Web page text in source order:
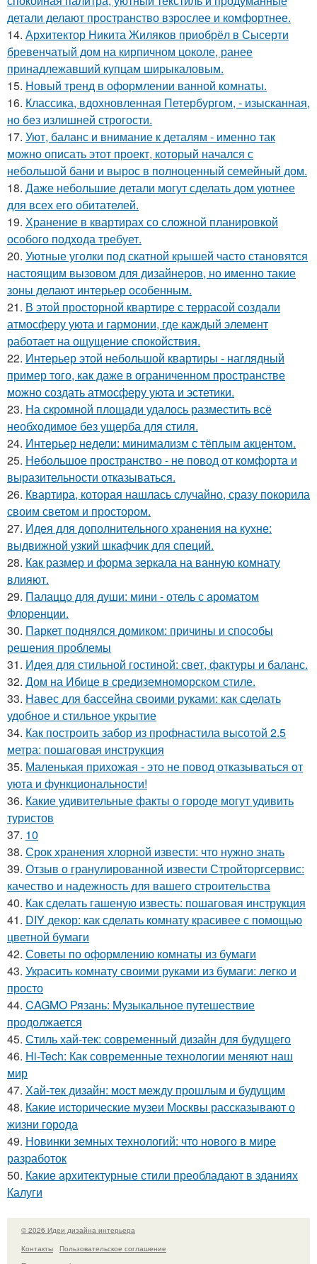
детали делают пространство взрослее и комфортнее.
14. Архитектор Никита Жиляков приобрёл в Сысерти
бревенчатый дом на кирпичном цоколе, ранее
принадлежавший купцам ширыкаловым.
15. Новый тренд в оформлении ванной комнаты.
16. Классика, вдохновленная Петербургом, - изысканная,
но без излишней строгости.
17. Уют, баланс и внимание к деталям - именно так
можно описать этот проект, который начался с
небольшой бани и вырос в полноценный семейный дом.
18. Даже небольшие детали могут сделать дом уютнее
для всех его обитателей.
19. Хранение в квартирах со сложной планировкой
особого подхода требует.
20. Уютные уголки под скатной крышей часто становятся
настоящим вызовом для дизайнеров, но именно такие
зоны делают интерьер особенным.
21. В этой просторной квартире с террасой создали
атмосферу уюта и гармонии, где каждый элемент
работает на ощущение спокойствия.
22. Интерьер этой небольшой квартиры - наглядный
пример того, как даже в ограниченном пространстве
можно создать атмосферу уюта и эстетики.
23. На скромной площади удалось разместить всё
необходимое без ущерба для стиля.
24. Интерьер недели: минимализм с тёплым акцентом.
25. Небольшое пространство - не повод от комфорта и
выразительности отказываться.
26. Квартира, которая нашлась случайно, сразу покорила
своим светом и простором.
27. Идея для дополнительного хранения на кухне:
выдвижной узкий шкафчик для специй.
28. Как размер и форма зеркала на ванную комнату
влияют.
29. Палаццо для души: мини - отель с ароматом
Флоренции.
30. Паркет поднялся домиком: причины и способы
решения проблемы
31. Идея для стильной гостиной: свет, фактуры и баланс.
32. Дом на Ибице в средиземноморском стиле.
33. Навес для бассейна своими руками: как сделать
удобное и стильное укрытие
34. Как построить забор из профнастила высотой 2.5
метра: пошаговая инструкция
35. Маленькая прихожая - это не повод отказываться от
уюта и функциональности!
36. Какие удивительные факты о городе могут удивить
туристов
37. 10
38. Срок хранения хлорной извести: что нужно знать
39. Отзыв о гранулированной извести Стройторгсервис:
качество и надежность для вашего строительства
40. Как сделать гашеную известь: пошаговая инструкция
41. DIY декор: как сделать комнату красивее с помощью
цветной бумаги
42. Советы по оформлению комнаты из бумаги
43. Украсить комнату своими руками из бумаги: легко и
просто
44. CAGMO Рязань: Музыкальное путешествие
продолжается
45. Стиль хай-тек: современный дизайн для будущего
46. Hi-Tech: Как современные технологии меняют наш
мир
47. Хай-тек дизайн: мост между прошлым и будущим
48. Какие исторические музеи Москвы рассказывают о
жизни города
49. Новинки земных технологий: что нового в мире
разработок
50. Какие архитектурные стили преобладают в зданиях
Калуги
© 2026 Идеи дизайна интерьера
Контакты
Пользовательское соглашение